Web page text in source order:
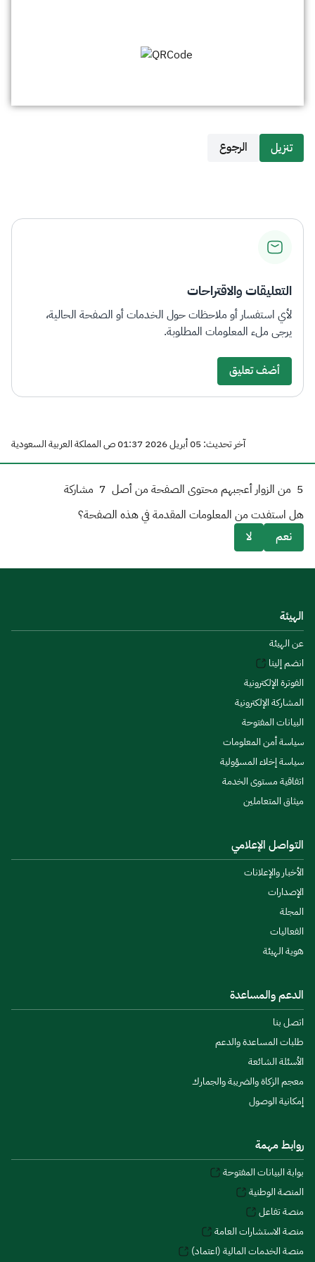
الرجوع
التعليقات والاقتراحات
لأي استفسار أو ملاحظات حول الخدمات أو الصفحة الحالية،
يرجى ملء المعلومات المطلوبة.
أضف تعليق
آخر تحديث: 05 أبريل 2026 01:37 ص المملكة العربية السعودية
5 من الزوار أعجبهم محتوى الصفحة من أصل 7 مشاركة
هل استفدت من المعلومات المقدمة في هذه الصفحة؟
نعم
لا
الهيئة
عن الهيئة
انضم إلينا
الفوترة الإلكترونية
المشاركة الإلكترونية
البيانات المفتوحة
سياسة أمن المعلومات
سياسة إخلاء المسؤولية
اتفاقية مستوى الخدمة
ميثاق المتعاملين
التواصل الإعلامي
الأخبار والإعلانات
الإصدارات
المجلة
الفعاليات
هوية الهيئة
الدعم والمساعدة
اتصل بنا
طلبات المساعدة والدعم
الأسئلة الشائعة
معجم الزكاة والضريبة والجمارك
إمكانية الوصول
روابط مهمة
بوابة البيانات المفتوحة
المنصة الوطنية
منصة تفاعل
منصة الاستشارات العامة
منصة الخدمات المالية (اعتماد)